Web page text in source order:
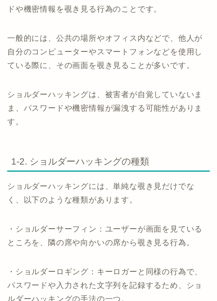
ドや機密情報を覗き見る行為のことです。
一般的には、公共の場所やオフィス内などで、他人が
自分のコンピューターやスマートフォンなどを使用し
ている際に、その画面を覗き見ることが多いです。
ショルダーハッキングは、被害者が自覚していないま
ま、パスワードや機密情報が漏洩する可能性がありま
す。
1-2. ショルダーハッキングの種類
ショルダーハッキングには、単純な覗き見だけでな
く、以下のような種類があります。
・ショルダーサーフィン：ユーザーが画面を見ている
ところを、隣の席や向かいの席から覗き見る行為。
・ショルダーロギング：キーロガーと同様の行為で、
パスワードや入力された文字列を記録するため、ショ
ルダーハッキングの手法の一つ。